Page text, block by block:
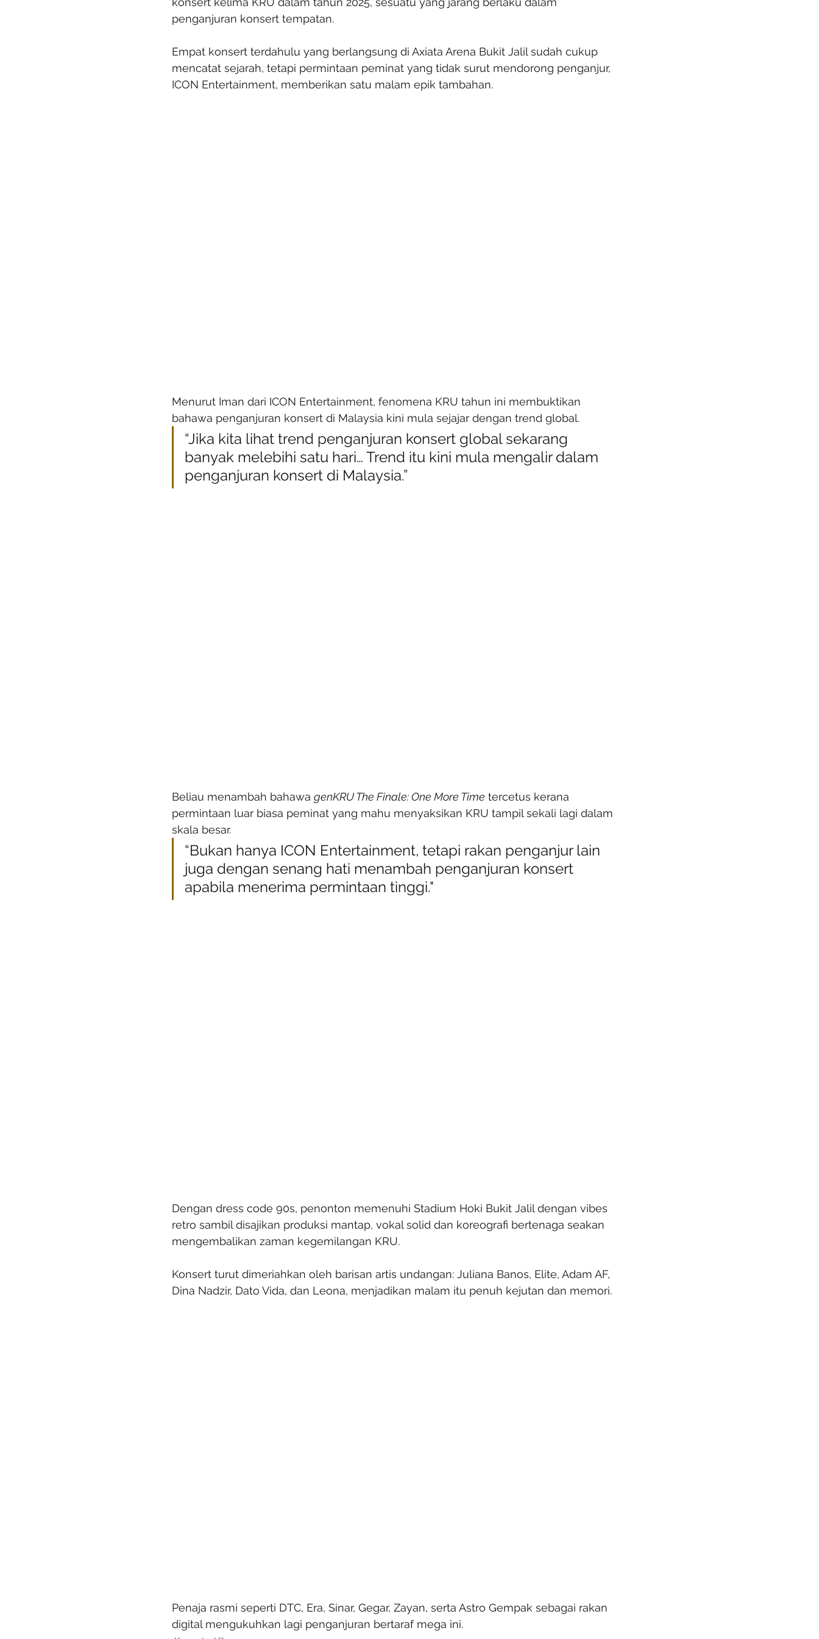
penganjuran konsert tempatan.
Empat konsert terdahulu yang berlangsung di Axiata Arena Bukit Jalil sudah cukup
mencatat sejarah, tetapi permintaan peminat yang tidak surut mendorong penganjur,
ICON Entertainment, memberikan satu malam epik tambahan.
Menurut Iman dari ICON Entertainment, fenomena KRU tahun ini membuktikan
bahawa penganjuran konsert di Malaysia kini mula sejajar dengan trend global.
“Jika kita lihat trend penganjuran konsert global sekarang
banyak melebihi satu hari… Trend itu kini mula mengalir dalam
penganjuran konsert di Malaysia.”
Beliau menambah bahawa genKRU The Finale: One More Time tercetus kerana
permintaan luar biasa peminat yang mahu menyaksikan KRU tampil sekali lagi dalam
skala besar.
“Bukan hanya ICON Entertainment, tetapi rakan penganjur lain
juga dengan senang hati menambah penganjuran konsert
apabila menerima permintaan tinggi."
Dengan dress code 90s, penonton memenuhi Stadium Hoki Bukit Jalil dengan vibes
retro sambil disajikan produksi mantap, vokal solid dan koreografi bertenaga seakan
mengembalikan zaman kegemilangan KRU.
Konsert turut dimeriahkan oleh barisan artis undangan: Juliana Banos, Elite, Adam AF,
Dina Nadzir, Dato Vida, dan Leona, menjadikan malam itu penuh kejutan dan memori.
Penaja rasmi seperti DTC, Era, Sinar, Gegar, Zayan, serta Astro Gempak sebagai rakan
digital mengukuhkan lagi penganjuran bertaraf mega ini.